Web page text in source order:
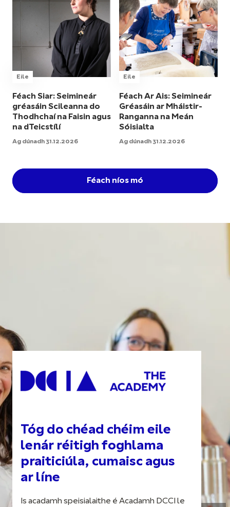
Eile
Féach Siar: Seimineár
gréasáin Scileanna do
Thodhchaí na Faisin agus
na dTeicstílí
Ag dúnadh 31.12.2026
Eile
Féach Ar Ais: Seimineár
Gréasáin ar Mháistir-
Ranganna na Meán
Sóisialta
Ag dúnadh 31.12.2026
Féach níos mó
Tóg do chéad chéim eile
lenár réitigh foghlama
praiticiúla, cumaisc agus
ar líne
Is acadamh speisialaithe é Acadamh DCCI le